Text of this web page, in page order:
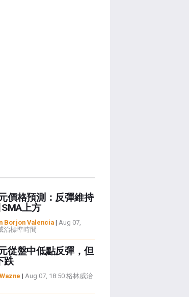
價格預測：反彈維持
上方
Borjon Valencia| Aug 07,
治標準時間
從盤中低點反彈，但
跌
| Aug 07, 18:50 格林威治